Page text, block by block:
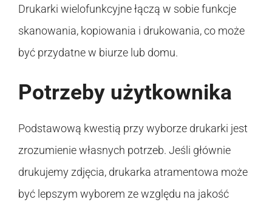
Drukarki wielofunkcyjne łączą w sobie funkcje
skanowania, kopiowania i drukowania, co może
być przydatne w biurze lub domu.
Potrzeby użytkownika
Podstawową kwestią przy wyborze drukarki jest
zrozumienie własnych potrzeb. Jeśli głównie
drukujemy zdjęcia, drukarka atramentowa może
być lepszym wyborem ze względu na jakość